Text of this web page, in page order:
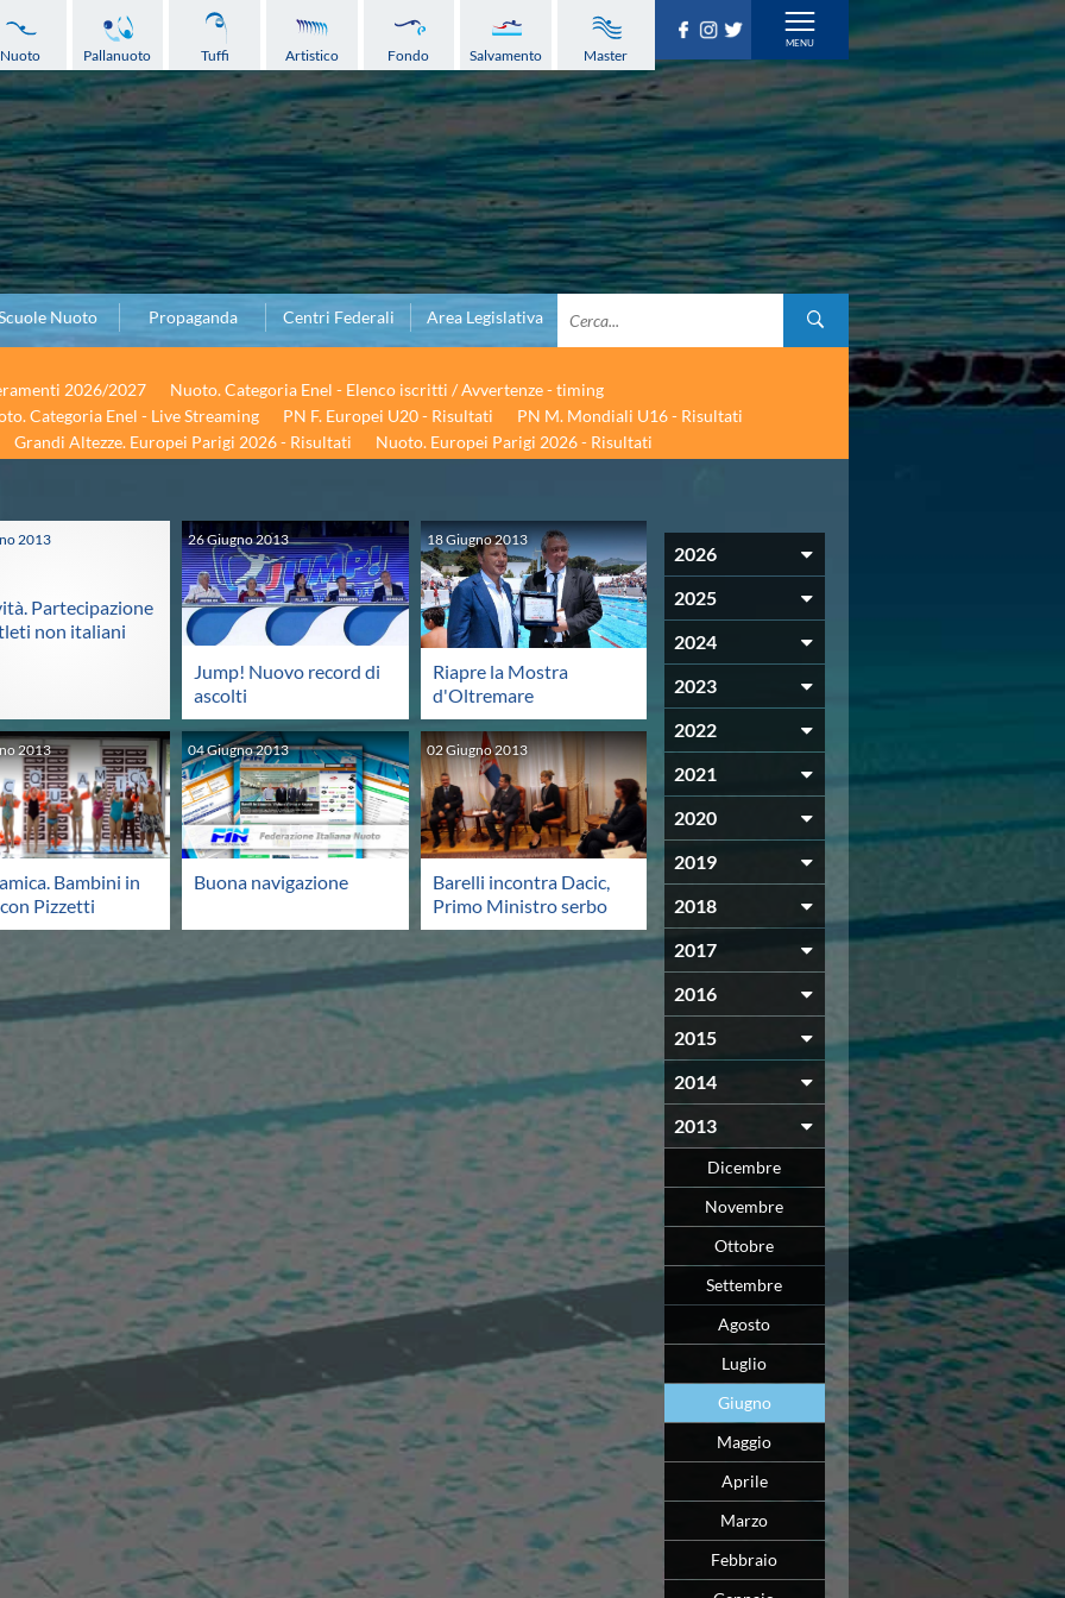
Nuoto Pallanuoto Tuffi Artistico Fondo Salvamento Master
Nuoto Propaganda Centri Federali Area Legislativa
2026/2027
Nuoto. Categoria Enel - Elenco iscritti / Avvertenze - timing
Categoria Enel - Live Streaming PN F. Europei U20 - Risultati
PN M. Mondiali U16 - Risultati
Grandi Altezze. Europei Parigi 2026 - Risultati Nuoto. Europei Parigi 2026 - Risultati
2013
Partecipazione
non italiani
26Giugno2013
Jump! Nuovo record di
ascolti
18Giugno2013
Riapre la Mostra
d'Oltremare
2013
Bambini in
Pizzetti
04Giugno2013
Buona navigazione
02Giugno2013
Barelli incontra Dacic,
Primo Ministro serbo
2026
2025
2024
2023
2022
2021
2020
2019
2018
2017
2016
2015
2014
2013
Dicembre
Novembre
Ottobre
Settembre
Agosto
Luglio
Giugno
Maggio
Aprile
Marzo
Febbraio